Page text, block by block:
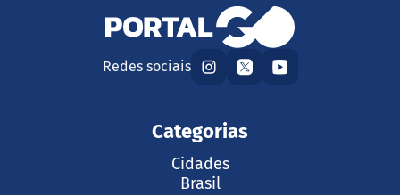
Redes sociais
Categorias
Cidades
Brasil